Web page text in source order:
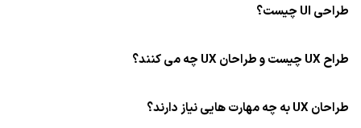
طراحی UI چیست؟
طراح UX چیست و طراحان UX چه می کنند؟
طراحان UX به چه مهارت هایی نیاز دارند؟